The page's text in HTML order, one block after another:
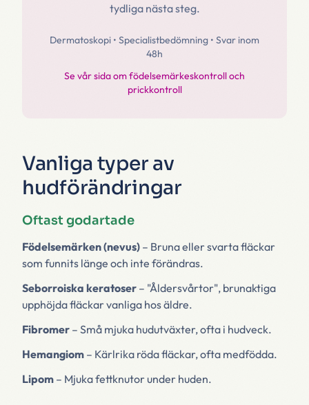
tydliga nästa steg.
Dermatoskopi • Specialistbedömning • Svar inom
48h
Se vår sida om födelsemärkeskontroll och
prickkontroll
Vanliga typer av
hudförändringar
Oftast godartade
Födelsemärken (nevus) – Bruna eller svarta fläckar
som funnits länge och inte förändras.
Seborroiska keratoser – "Åldersvårtor", brunaktiga
upphöjda fläckar vanliga hos äldre.
Fibromer – Små mjuka hudutväxter, ofta i hudveck.
Hemangiom – Kärlrika röda fläckar, ofta medfödda.
Lipom – Mjuka fettknutor under huden.